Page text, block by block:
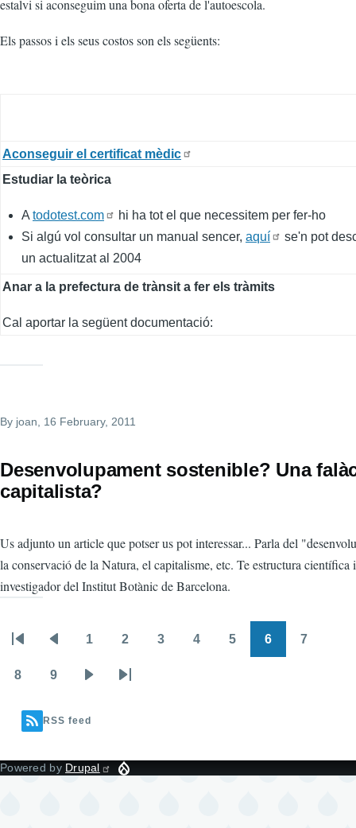
estalvi si aconseguim una bona oferta de l'autoescola.
Els passos i els seus costos son els següents:
Aconseguir el certificat mèdic
Estudiar la teòrica
A todotest.com
hi ha tot el que necessitem per fer-ho
Si algú vol consultar un manual sencer, aquí
se'n pot
un actualitzat al 2004
Anar a la prefectura de trànsit a fer els tràmits
Cal aportar la següent documentació:
By joan , 16 February, 2011
Desenvolupament sostenible? Una
capitalista?
Us adjunto un article que potser us pot interessar... Parla del
la conservació de la Natura, el capitalisme, etc. Te estructura científica
investigador del Institut Botànic de Barcelona.
Pagination
page
page
1 2 3 4 5 6 7
8 9
Last
RSS feed
Powered by Drupal